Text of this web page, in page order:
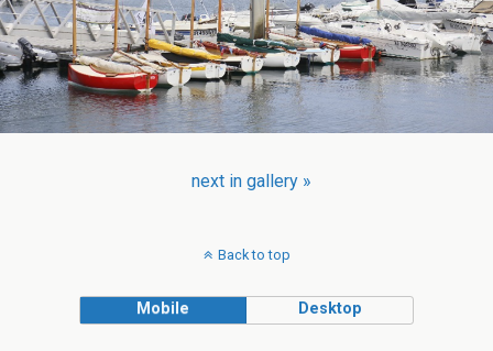
next in gallery »
Back to top
Mobile Desktop